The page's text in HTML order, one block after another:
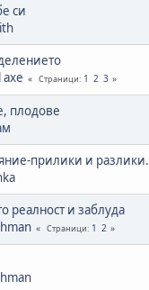
си
axe Страници 1 2 3
плодове
прилики и разлики.
реалност и заблуда
Страници 1 2